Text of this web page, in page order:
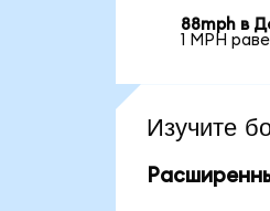
88mph в
1 MPH
Изучите